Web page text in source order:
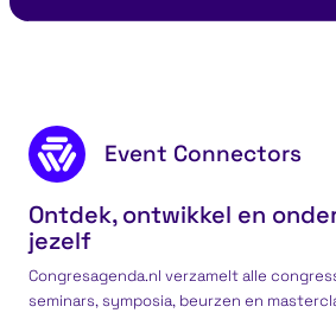
Footer content
Event Connectors
Ontdek, ontwikkel en
jezelf
Congresagenda.nl verzamelt alle
seminars, symposia, beurzen en